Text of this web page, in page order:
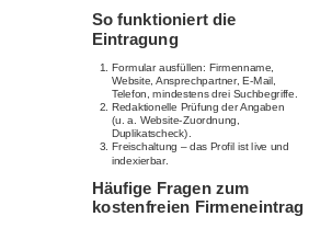
So funktioniert die
Eintragung
Formular ausfüllen: Firmenname,
Website, Ansprechpartner, E-Mail,
Telefon, mindestens drei Suchbegriffe.
Redaktionelle Prüfung der Angaben
(u. a. Website-Zuordnung,
Duplikatscheck).
Freischaltung – das Profil ist live und
indexierbar.
Häufige Fragen zum
kostenfreien Firmeneintrag